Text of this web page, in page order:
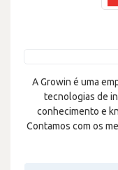
A Growin é uma
tecnologias de
conhecimento e
Contamos com os